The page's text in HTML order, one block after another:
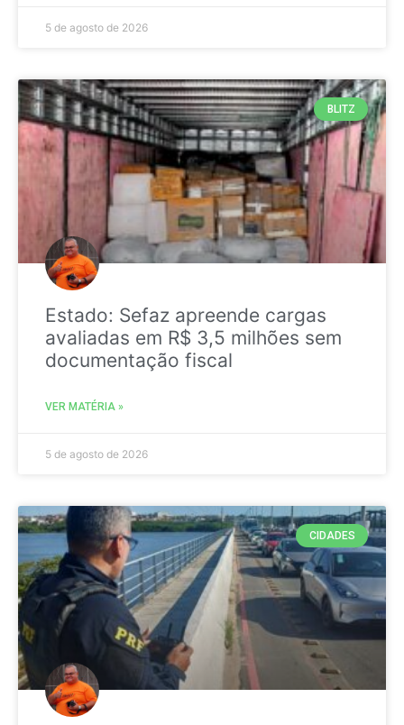
5 de agosto de 2026
BLITZ
Estado: Sefaz apreende cargas
avaliadas em R$ 3,5 milhões sem
documentação fiscal
VER MATÉRIA »
5 de agosto de 2026
CIDADES